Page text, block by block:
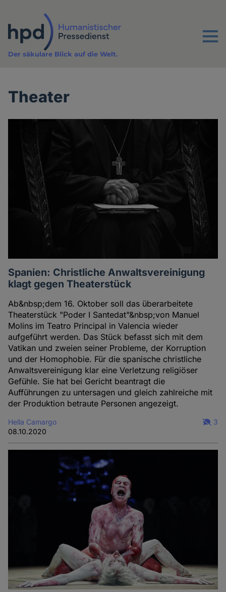
Inhalt
Menu
Der säkulare Blick auf die Welt.
Theater
Spanien: Christliche Anwaltsvereinigung
klagt gegen Theaterstück
Ab&nbsp;dem 16. Oktober soll das überarbeitete
Theaterstück "Poder I Santedat"&nbsp;von Manuel
Molins im Teatro Principal in Valencia wieder
aufgeführt werden. Das Stück befasst sich mit dem
Vatikan und zweien seiner Probleme, der Korruption
und der Homophobie. Für die spanische christliche
Anwaltsvereinigung klar eine Verletzung religiöser
Gefühle. Sie hat bei Gericht beantragt die
Aufführungen zu untersagen und gleich zahlreiche mit
der Produktion betraute Personen angezeigt.
Hella Camargo
08.10.2020
3